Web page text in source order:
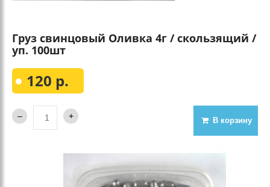
Груз свинцовый Оливка 4г / скользящий /
уп. 100шт
120 р.
В корзину